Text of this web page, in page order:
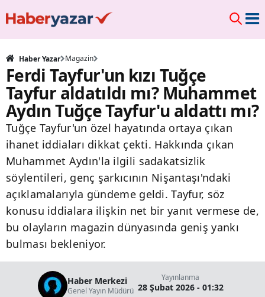
Haber Yazar Magazin
Ferdi Tayfur'un kızı Tuğçe
Tayfur aldatıldı mı? Muhammet
Aydın Tuğçe Tayfur'u aldattı mı?
Tuğçe Tayfur'un özel hayatında ortaya çıkan
ihanet iddiaları dikkat çekti. Hakkında çıkan
Muhammet Aydın'la ilgili sadakatsizlik
söylentileri, genç şarkıcının Nişantaşı'ndaki
açıklamalarıyla gündeme geldi. Tayfur, söz
konusu iddialara ilişkin net bir yanıt vermese de,
bu olayların magazin dünyasında geniş yankı
bulması bekleniyor.
Haber Merkezi
Genel Yayın Müdürü
Yayınlanma
28 Şubat 2026 - 01:32